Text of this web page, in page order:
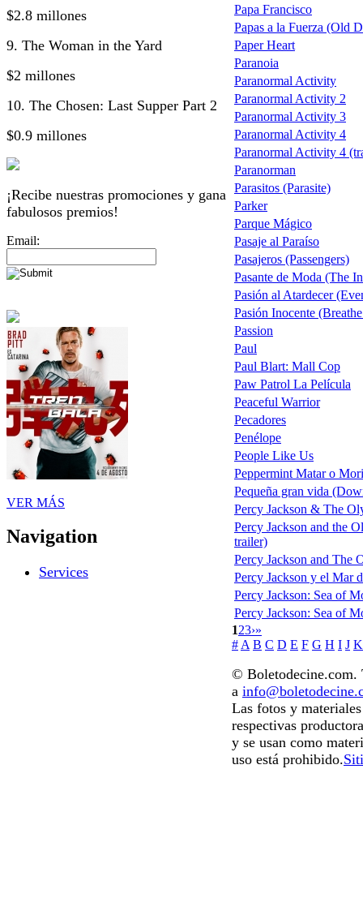
$2.8 millones
9. The Woman in the Yard
$2 millones
10. The Chosen: Last Supper Part 2
$0.9 millones
¡Recibe nuestras promociones y gana
fabulosos premios!
Email:
VER MÁS
Navigation
Services
Papa Francisco
Papas a la Fuerza (Old
Paper Heart
Paranoia
Paranormal Activity
Paranormal Activity 2
Paranormal Activity 3
Paranormal Activity 4
Paranormal Activity 4
Paranorman
Parasitos (Parasite)
Parker
Parque Mágico
Pasaje al Paraíso
Pasajeros (Passengers)
Pasante de Moda (The
Pasión al Atardecer
Pasión Inocente
Passion
Paul
Paul Blart: Mall Cop
Paw Patrol La Película
Peaceful Warrior
Pecadores
Penélope
People Like Us
Peppermint Matar o
Pequeña gran vida
Percy Jackson & The
Percy Jackson and the
trailer)
Percy Jackson and The
Percy Jackson y el Mar
Percy Jackson: Sea of
Percy Jackson: Sea of
123›»
# A B C D E F G H I J K
© Boletodecine.com.
a
Las fotos y
respectivas
y se usan como
uso está prohibido.